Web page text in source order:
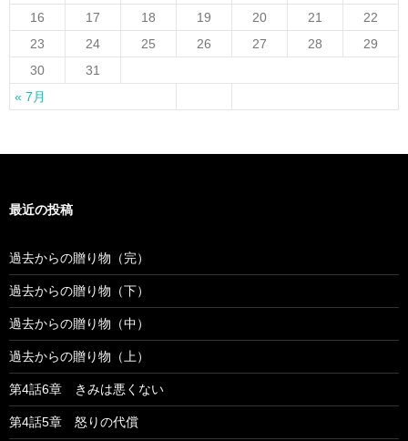
« 7月
16
17 18 19 20 21
22
23
24 25 26 27 28
29
30
31
最近の投稿
過去からの贈り物（完）
過去からの贈り物（下）
過去からの贈り物（中）
過去からの贈り物（上）
第4話6章 きみは悪くない
第4話5章 怒りの代償